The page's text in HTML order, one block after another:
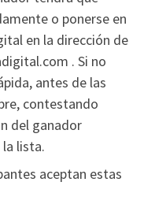
o ponerse en
en la dirección de
. Si no
antes de las
contestando
del ganador
lista.
aceptan estas